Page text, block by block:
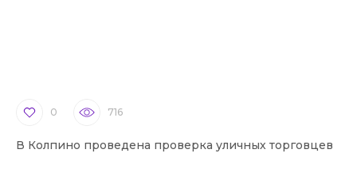
0 716
В Колпино проведена проверка уличных торговцев